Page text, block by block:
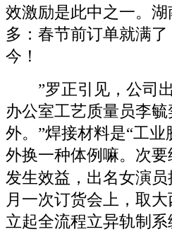
效激励是此中之一。
多：春节前订单就满
今！
”罗正引见，公司出
办公室工艺质量员李
外。”焊接材料是“工
外换一种体例嘛。次
发生效益，出名女演
月一次订货会上，取
立起全流程立异轨制